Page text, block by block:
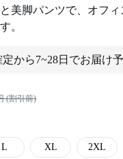
美脚パンツで、オフ
。
定から7~28日でお届け
(割引前)
L XL 2XL